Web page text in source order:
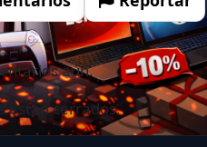
aún.
están cerrados.